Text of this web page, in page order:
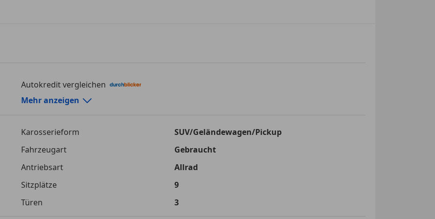
Autokredit vergleichen
Autokredit-Rechner von durchblicker.at
Autokredit vergleichen
Zu zahlender Gesamtbetrag
€ 47 899,-
Mehr anzeigen
Karosserieform
SUV/Geländewagen/Pickup
Fahrzeugart
Gebraucht
Antriebsart
Allrad
Sitzplätze
9
Türen
3